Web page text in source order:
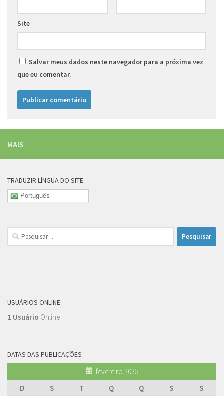
Site
Salvar meus dados neste navegador para a próxima vez
que eu comentar.
MAIS
TRADUZIR LÍNGUA DO SITE
Português
Pesquisar
por:
USUÁRIOS ONLINE
1 Usuário Online
DATAS DAS PUBLICAÇÕES
fevereiro 2025
D
S T Q Q S
S